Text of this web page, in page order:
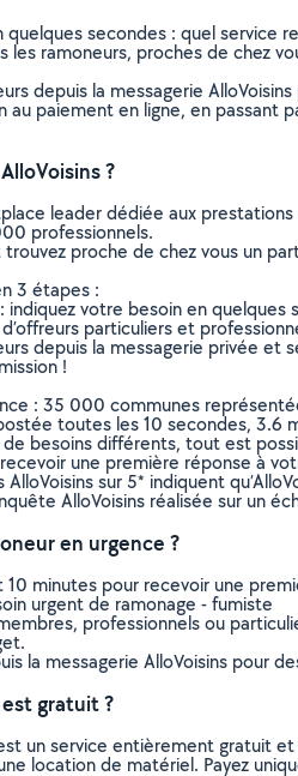
secondes : quel service
les ramoneurs, proches de chez
depuis la messagerie
paiement en ligne, en passant
?
leader dédiée aux
professionnels.
proche de chez vous un
3 étapes :
indiquez votre besoin en quelques
particuliers et
depuis la messagerie privée et
!
: 35 000 communes
toutes les 10 secondes, 3.6
besoins différents, tout est
une première réponse à
sur 5* indiquent
AlloVoisins réalisée sur un
en urgence ?
10 minutes pour recevoir une
urgent de ramonage - fumiste
professionnels ou
la messagerie AlloVoisins pour
gratuit ?
un service entièrement gratuit
location de matériel. Payez